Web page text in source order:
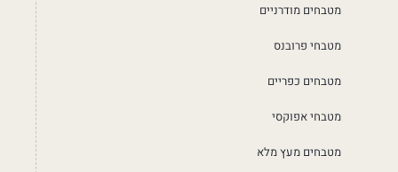
מטבחים מודרניים
מטבחי פרובנס
מטבחים כפריים
מטבחי אפוקסי
מטבחים מעץ מלא